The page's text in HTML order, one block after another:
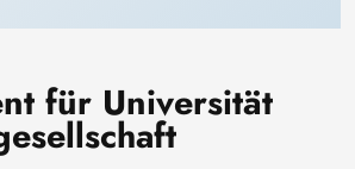
für Universität